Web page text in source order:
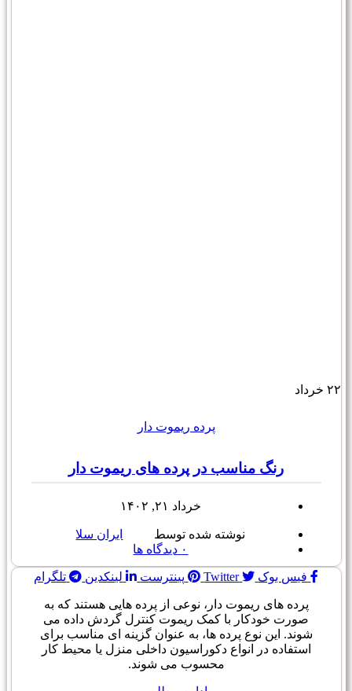
۲۲ خرداد
پرده ریموت دار
رنگ مناسب در پرده های ریموت دار
خرداد ۲۱, ۱۴۰۲
نوشته شده توسط
ایران سلا
۰ دیدگاه ها
فیس بوک Twitter پینترست لینکدین تلگرام
پرده های ریموت دار، نوعی از پرده هایی هستند که به
صورت خودکار با کمک ریموت کنترل گردش داده می
شوند. این نوع پرده ها، به عنوان گزینه ای مناسب برای
استفاده در انواع دکوراسیون داخلی منزل یا محیط کار
محسوب می شوند.